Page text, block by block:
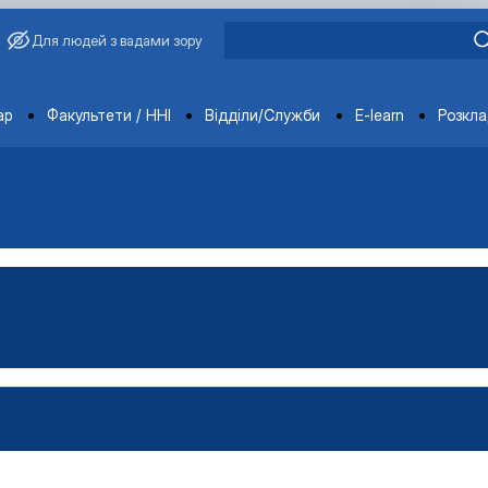
Для людей з вадами зору
Факультети / ННІ Відділи/Служби E-learn
Завадського
і адміністрування"